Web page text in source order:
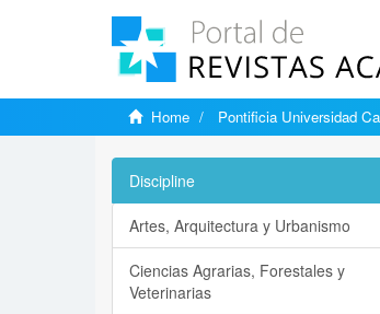
Home Pontificia Universidad
Discipline
Artes, Arquitectura y Urbanismo
Ciencias Agrarias, Forestales y
Veterinarias